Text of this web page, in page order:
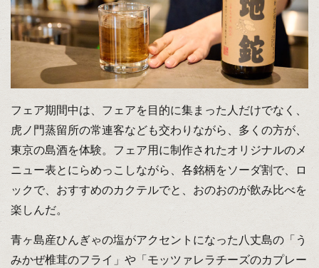
フェア期間中は、フェアを目的に集まった人だけでなく、
虎ノ門蒸留所の常連客なども交わりながら、多くの方が、
東京の島酒を体験。フェア用に制作されたオリジナルのメ
ニュー表とにらめっこしながら、各銘柄をソーダ割で、ロ
ックで、おすすめのカクテルでと、おのおのが飲み比べを
楽しんだ。
青ヶ島産ひんぎゃの塩がアクセントになった八丈島の「う
みかぜ椎茸のフライ」や「モッツァレラチーズのカプレー